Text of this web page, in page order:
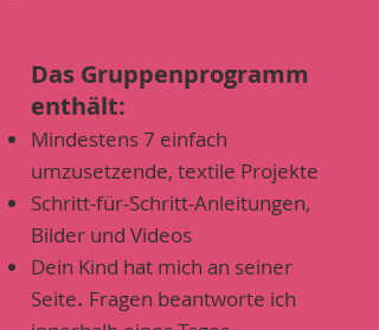
Das Gruppenprogramm
enthält:
Mindestens 7 einfach
umzusetzende, textile Projekte
Schritt-für-Schritt-Anleitungen,
Bilder und Videos
Dein Kind hat mich an seiner
Seite. Fragen beantworte ich